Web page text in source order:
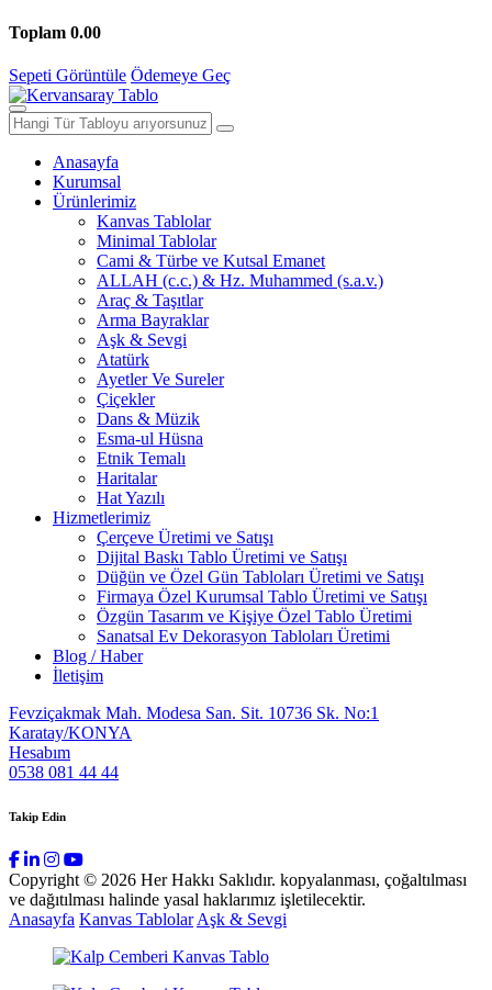
Toplam 0.00
Sepeti Görüntüle Ödemeye Geç
Anasayfa
Kurumsal
Ürünlerimiz
Kanvas Tablolar
Minimal Tablolar
Cami & Türbe ve Kutsal Emanet
ALLAH (c.c.) & Hz. Muhammed (s.a.v.)
Araç & Taşıtlar
Arma Bayraklar
Aşk & Sevgi
Atatürk
Ayetler Ve Sureler
Çiçekler
Dans & Müzik
Esma-ul Hüsna
Etnik Temalı
Haritalar
Hat Yazılı
Hizmetlerimiz
Çerçeve Üretimi ve Satışı
Dijital Baskı Tablo Üretimi ve Satışı
Düğün ve Özel Gün Tabloları Üretimi ve Satışı
Firmaya Özel Kurumsal Tablo Üretimi ve Satışı
Özgün Tasarım ve Kişiye Özel Tablo Üretimi
Sanatsal Ev Dekorasyon Tabloları Üretimi
Blog / Haber
İletişim
Fevziçakmak Mah. Modesa San. Sit. 10736 Sk. No:1
Karatay/KONYA
Hesabım
0538 081 44 44
Takip Edin
Copyright © 2026 Her Hakkı Saklıdır. kopyalanması, çoğaltılması
ve dağıtılması halinde yasal haklarımız işletilecektir.
Anasayfa Kanvas Tablolar Aşk & Sevgi